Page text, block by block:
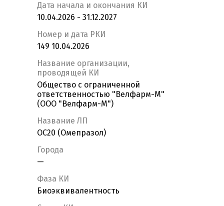
Дата начала и окончания КИ
10.04.2026 - 31.12.2027
Номер и дата РКИ
149 10.04.2026
Название организации,
проводящей КИ
Общество с ограниченной
ответственностью "Велфарм-М"
(ООО "Велфарм-М")
Название ЛП
OC20 (Омепразол)
Города
—
Фаза КИ
Биоэквивалентность